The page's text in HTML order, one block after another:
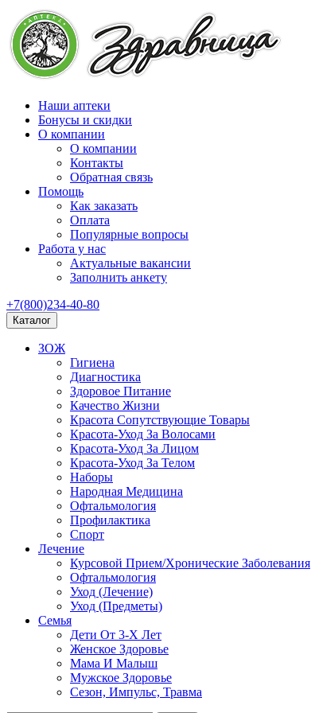
Наши аптеки
Бонусы и скидки
О компании
О компании
Контакты
Обратная связь
Помощь
Как заказать
Оплата
Популярные вопросы
Работа у нас
Актуальные вакансии
Заполнить анкету
+7(800)234-40-80
Каталог
ЗОЖ
Гигиена
Диагностика
Здоровое Питание
Качество Жизни
Красота Сопутствующие Товары
Красота-Уход За Волосами
Красота-Уход За Лицом
Красота-Уход За Телом
Наборы
Народная Медицина
Офтальмология
Профилактика
Спорт
Лечение
Курсовой Прием/Хронические Заболевания
Офтальмология
Уход (Лечение)
Уход (Предметы)
Семья
Дети От 3-Х Лет
Женское Здоровье
Мама И Малыш
Мужское Здоровье
Сезон, Импульс, Травма